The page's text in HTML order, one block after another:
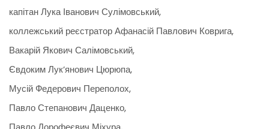
капітан Лука Іванович Сулімовський,
коллежський реєстратор Афанасій Павлович Коврига,
Вакарій Якович Салімовський,
Євдоким Лук’янович Цюрюпа,
Мусій Федерович Переполох,
Павло Степанович Даценко,